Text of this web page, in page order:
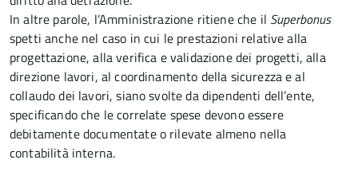
In altre parole, l’Amministrazione ritiene che il Superbonus
spetti anche nel caso in cui le prestazioni relative alla
progettazione, alla verifica e validazione dei progetti, alla
direzione lavori, al coordinamento della sicurezza e al
collaudo dei lavori, siano svolte da dipendenti dell’ente,
specificando che le correlate spese devono essere
debitamente documentate o rilevate almeno nella
contabilità interna.